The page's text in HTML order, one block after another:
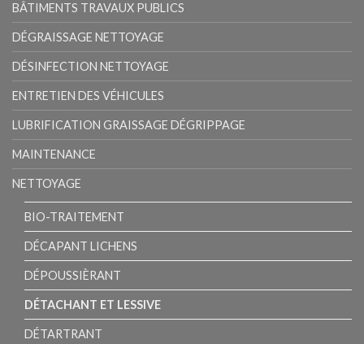
BÂTIMENTS TRAVAUX PUBLICS
DÉGRAISSAGE NETTOYAGE
DÉSINFECTION NETTOYAGE
ENTRETIEN DES VÉHICULES
LUBRIFICATION GRAISSAGE DÉGRIPPAGE
MAINTENANCE
NETTOYAGE
BIO-TRAITEMENT
DÉCAPANT LICHENS
DÉPOUSSIÈRANT
DÉTACHANT ET LESSIVE
DÉTARTRANT